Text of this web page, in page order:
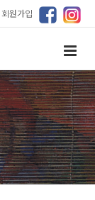
회원가입